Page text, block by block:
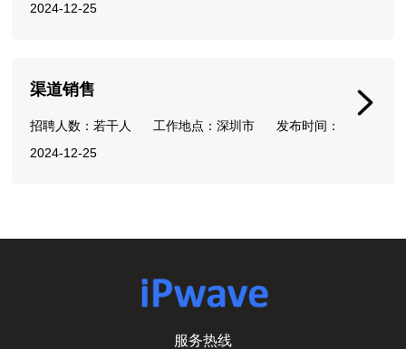
2024-12-25
渠道销售
招聘人数：若干人 工作地点：深圳市 发布时间：
2024-12-25
服务热线